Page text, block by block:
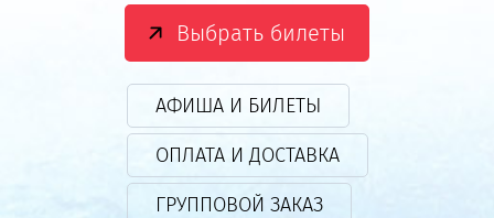
Выбрать билеты
АФИША И БИЛЕТЫ
ОПЛАТА И ДОСТАВКА
ГРУППОВОЙ ЗАКАЗ